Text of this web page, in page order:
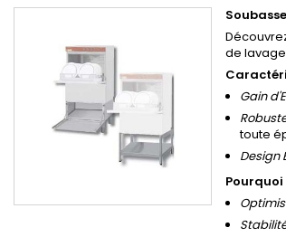
de
Gain
toute
Design
Pourquoi